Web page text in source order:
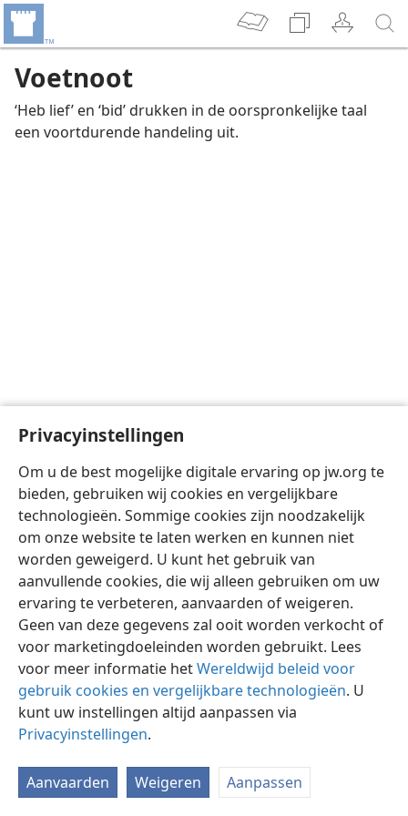
Privacyinstellingen
Om u de best mogelijke digitale ervaring op jw.org te
bieden, gebruiken wij cookies en vergelijkbare
technologieën. Sommige cookies zijn noodzakelijk
om onze website te laten werken en kunnen niet
worden geweigerd. U kunt het gebruik van
aanvullende cookies, die wij alleen gebruiken om uw
ervaring te verbeteren, aanvaarden of weigeren.
Geen van deze gegevens zal ooit worden verkocht of
voor marketingdoeleinden worden gebruikt. Lees
voor meer informatie hetWereldwijd beleid voor
gebruik cookies en vergelijkbare technologieën. U
kunt uw instellingen altijd aanpassen via
Privacyinstellingen.
Aanvaarden Weigeren Aanpassen
Voetnoot
‘Heb lief’ en ‘bid’ drukken in de oorspronkelijke taal
een voortdurende handeling uit.
Nederlands Instellingen
Copyright © 2026 Watch Tower Bible and Tract Society of Pennsylvania
Gebruiksvoorwaarden Privacybeleid
JW.ORG
Inloggen